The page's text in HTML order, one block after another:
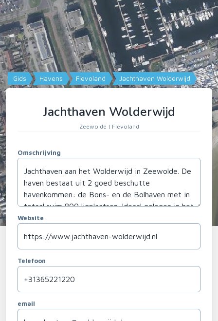
Gids Havens Flevoland Jachthaven Wolderwijd
Jachthaven Wolderwijd
Zeewolde | Flevoland
Omschrijving
Website
Telefoon
email